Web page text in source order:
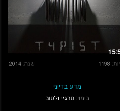
1198 שנה: 2014
מדע בדיוני
בימוי: סרגיי ולסוב